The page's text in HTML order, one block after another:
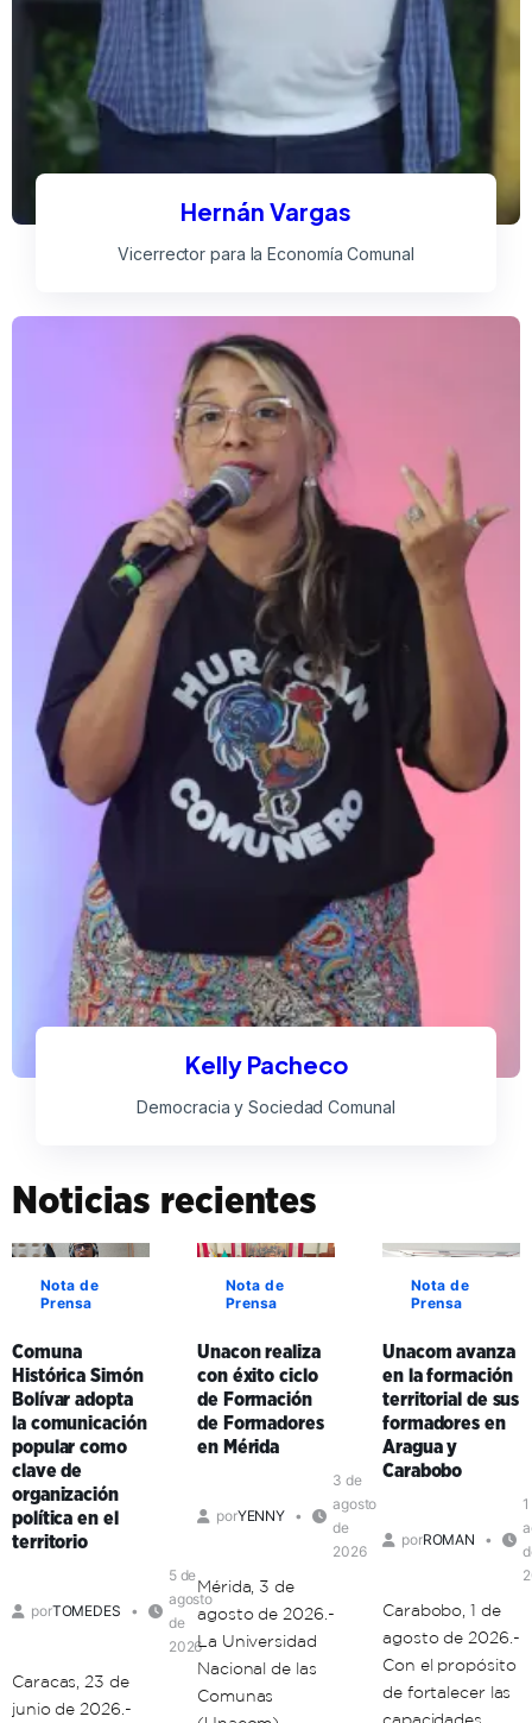
Hernán Vargas
Vicerrector para la Economía Comunal
Kelly Pacheco
Democracia y Sociedad Comunal
Noticias recientes
Nota de
Prensa
Comuna
Histórica Simón
Bolívar adopta
la comunicación
popular como
clave de
organización
política en el
territorio
porTOMEDES
5 de
agosto
de
2026
Caracas, 23 de
junio de 2026.-
Nota de
Prensa
Unacon realiza
con éxito ciclo
de Formación
de Formadores
en Mérida
porYENNY
3 de
agosto
de
2026
Mérida, 3 de
agosto de 2026.-
La Universidad
Nacional de las
Comunas
Nota de
Prensa
Unacom avanza
en la formación
territorial de sus
formadores en
Aragua y
Carabobo
porROMAN
Carabobo, 1 de
agosto de 2026.-
Con el propósito
de fortalecer las